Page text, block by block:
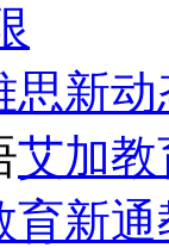
思新
艾加教
育新